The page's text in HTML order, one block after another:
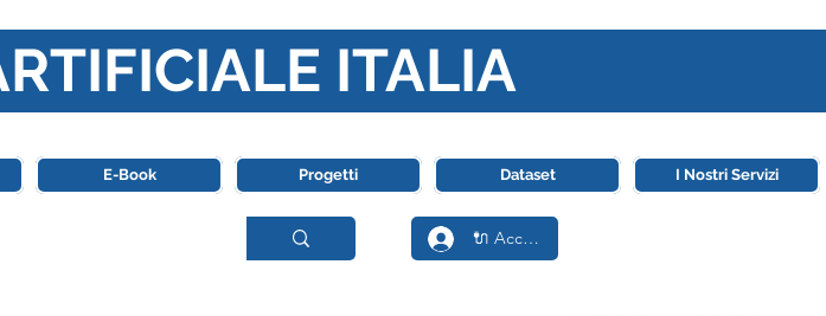
ITALIA
E-Book Progetti Dataset I Nostri Servizi
🔌 Accedi